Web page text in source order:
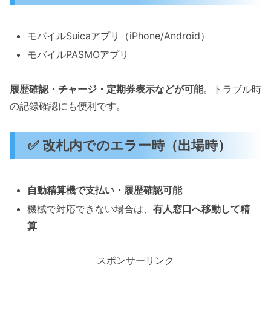
モバイルSuicaアプリ（iPhone/Android）
モバイルPASMOアプリ
履歴確認・チャージ・定期券表示などが可能。トラブル時
の記録確認にも便利です。
✅ 改札内でのエラー時（出場時）
自動精算機で支払い・履歴確認可能
機械で対応できない場合は、有人窓口へ移動して精
算
スポンサーリンク